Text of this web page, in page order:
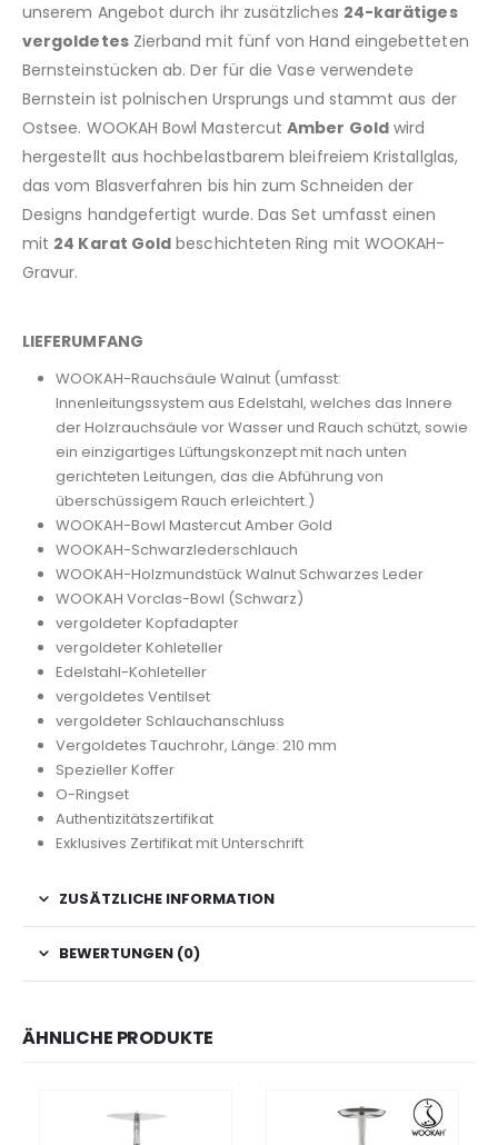
unserem Angebot durch ihr zusätzliches 24-karätiges
vergoldetesZierband mit fünf von Hand eingebetteten
Bernsteinstücken ab. Der für die Vase verwendete
Bernstein ist polnischen Ursprungs und stammt aus der
Ostsee. WOOKAH Bowl MastercutAmber Goldwird
hergestellt aus hochbelastbarem bleifreiem Kristallglas,
das vom Blasverfahren bis hin zum Schneiden der
Designs handgefertigt wurde. Das Set umfasst einen
mit 24 Karat Gold beschichteten Ring mit WOOKAH-
Gravur.
LIEFERUMFANG
WOOKAH-Rauchsäule Walnut (umfasst:
Innenleitungssystem aus Edelstahl, welches das Innere
der Holzrauchsäule vor Wasser und Rauch schützt, sowie
ein einzigartiges Lüftungskonzept mit nach unten
gerichteten Leitungen, das die Abführung von
überschüssigem Rauch erleichtert.)
WOOKAH-Bowl Mastercut Amber Gold
WOOKAH-Schwarzlederschlauch
WOOKAH-Holzmundstück Walnut Schwarzes Leder
WOOKAH Vorclas-Bowl (Schwarz)
vergoldeter Kopfadapter
vergoldeter Kohleteller
Edelstahl-Kohleteller
vergoldetes Ventilset
vergoldeter Schlauchanschluss
Vergoldetes Tauchrohr, Länge: 210 mm
Spezieller Koffer
O-Ringset
Authentizitätszertifikat
Exklusives Zertifikat mit Unterschrift
ZUSÄTZLICHE INFORMATION
BEWERTUNGEN (0)
ÄHNLICHE PRODUKTE